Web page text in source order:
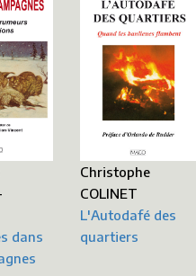
dans
Christophe
COLINET
L'Autodafé des
quartiers